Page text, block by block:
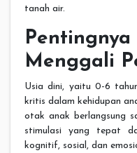
tanah air.
Menggali
Usia dini, yaitu 0-6
kritis dalam kehidupan
otak anak berlangsung
stimulasi yang tepat
kognitif, sosial, dan